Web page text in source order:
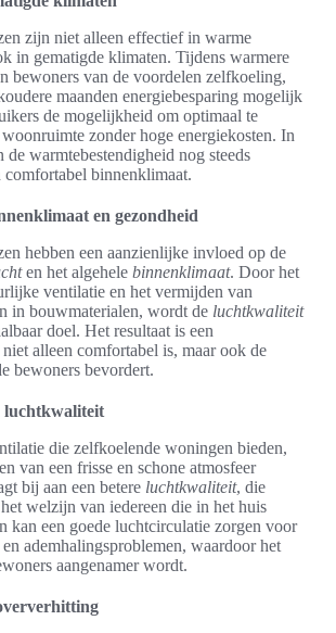
zijn niet alleen effectief in warme
in gematigde klimaten. Tijdens warmere
bewoners van de voordelen zelfkoeling,
maanden energiebesparing mogelijk
de mogelijkheid om optimaal te
zonder hoge energiekosten. In
de warmtebestendigheid nog steeds
comfortabel binnenklimaat.
en gezondheid
hebben een aanzienlijke invloed op de
en het algehele binnenklimaat. Door het
ventilatie en het vermijden van
in bouwmaterialen, wordt de luchtkwaliteit
doel. Het resultaat is een
alleen comfortabel is, maar ook de
bewoners bevordert.
luchtkwaliteit
die zelfkoelende woningen bieden,
van een frisse en schone atmosfeer
bij aan een betere luchtkwaliteit, die
welzijn van iedereen die in het huis
kan een goede luchtcirculatie zorgen voor
ademhalingsproblemen, waardoor het
aangenamer wordt.